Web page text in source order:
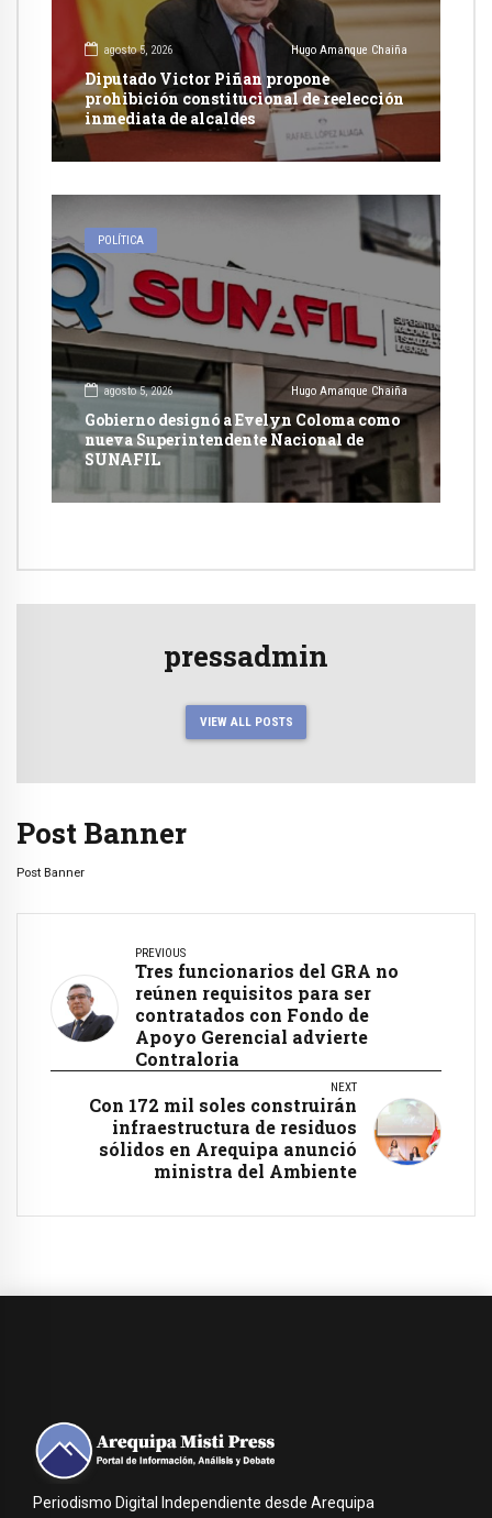
agosto 5, 2026 Hugo Amanque Chaiña
Diputado Victor Piñan propone
prohibición constitucional de reelección
inmediata de alcaldes
POLÍTICA
agosto 5, 2026 Hugo Amanque Chaiña
Gobierno designó a Evelyn Coloma como
nueva Superintendente Nacional de
SUNAFIL
pressadmin
VIEW ALL POSTS
Post Banner
Post Banner
PREVIOUS
Tres funcionarios del GRA no
reúnen requisitos para ser
contratados con Fondo de
Apoyo Gerencial advierte
Contraloria
NEXT
Con 172 mil soles construirán
infraestructura de residuos
sólidos en Arequipa anunció
ministra del Ambiente
Periodismo Digital Independiente desde Arequipa